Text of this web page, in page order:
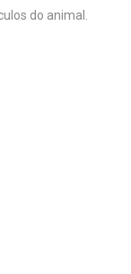
do animal.